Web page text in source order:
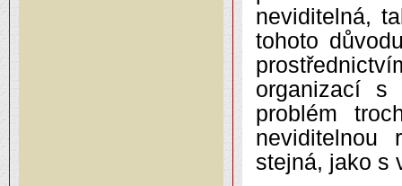
neviditelná,
tohoto
organizací s
problém
stejná, jako s